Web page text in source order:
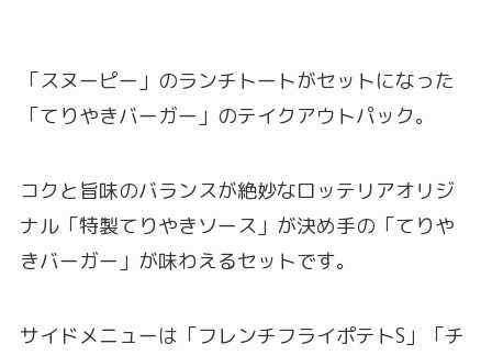
「スヌーピー」のランチトートがセットになった
「てりやきバーガー」のテイクアウトパック。
コクと旨味のバランスが絶妙なロッテリアオリジ
ナル「特製てりやきソース」が決め手の「てりや
きバーガー」が味わえるセットです。
サイドメニューは「フレンチフライポテトS」「チ